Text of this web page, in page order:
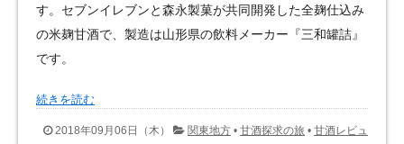
す。セブンイレブンと森永製菓が共同開発した全麹仕込み
の米麹甘酒で、製造は山形県の飲料メーカー『三和罐詰』
です。
続きを読む
2018年09月06日（木） 関東地方 • 甘酒探求の旅 • 甘酒レビュ